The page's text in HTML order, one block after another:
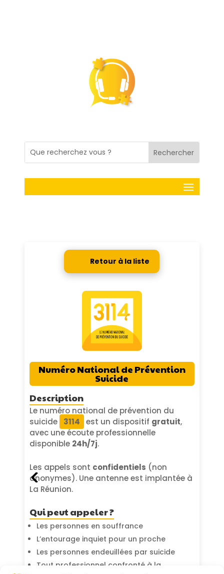
Retour à la liste
Numéro National de Prévention
Suicide
Description
Le numéro national de prévention du
suicide
3114 est un dispositif gratuit,
avec une écoute professionnelle
disponible 24h/7j.
Les appels sont confidentiels (non
anonymes). Une antenne est implantée à
La Réunion.
Qui peut appeler ?
Les personnes en souffrance
L’entourage inquiet pour un proche
Les personnes endeuillées par suicide
Tout professionnel confronté à la